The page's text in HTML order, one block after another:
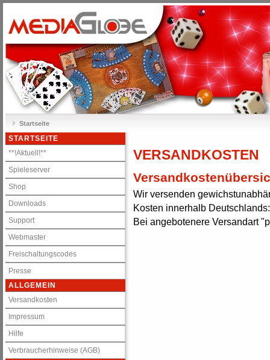
Startseite
STARTSEITE
**!Aktuell!**
Spieleserver
Shop
Downloads
Support
Webmaster
Freischaltungscodes
Presse
ALLGEMEIN
Versandkosten
Impressum
Hilfe
Verbraucherhinweise (AGB)
VERSANDKOSTEN
Wir versenden
Kosten innerhalb
Bei angebotenere Versandart